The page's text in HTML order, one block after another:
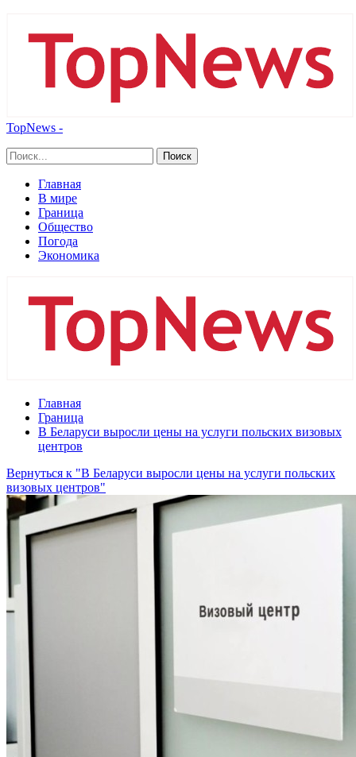
TopNews -
Главная
В мире
Граница
Общество
Погода
Экономика
Главная
Граница
В Беларуси выросли цены на услуги польских визовых
центров
Вернуться к "В Беларуси выросли цены на услуги польских
визовых центров"